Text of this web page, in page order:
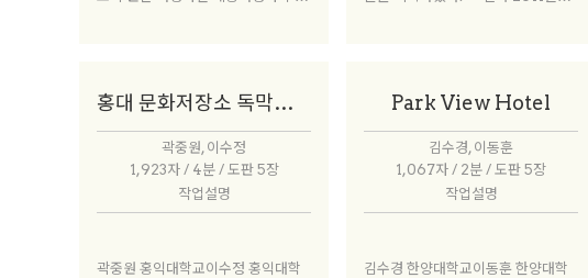
부티크 호텔의 나아갈 방향 등을 들어
보았다.
ent Tibe), 즉 개별 여행객의 증가
부족한 객실 공급량은 매년 증가하는
수요를 잡기 위해 호텔 산업이 빠르게
성장할 수밖에 없는 좋은 이유이다.
홍대 문화저장소 독막로 3길 호텔
곽중원, 이수정
1,923자 / 4분 / 도판 5장
작업설명
곽중원 홍익대학교이수정 홍익대학
Park View Hotel
김수경, 이동훈
1,067자 / 2분 / 도판 5장
작업설명
김수경 한양대학교이동훈 한양대학